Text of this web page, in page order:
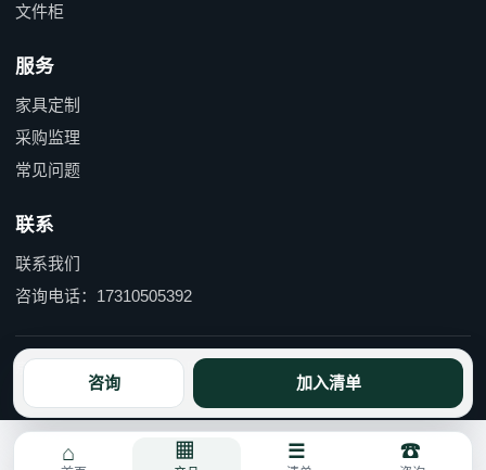
咨询 加入清单
文件柜
服务
家具定制
采购监理
常见问题
联系
联系我们
咨询电话：17310505392
京ICP备15055597号-1 京公网安备110114000490号